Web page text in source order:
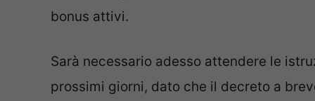
bonus attivi.
Sarà necessario adesso attendere le
prossimi giorni, dato che il decreto a